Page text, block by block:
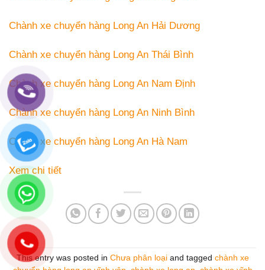
Chành xe chuyển hàng Long An Hải Dương
Chành xe chuyển hàng Long An Thái Bình
Chành xe chuyển hàng Long An Nam Định
Chành xe chuyển hàng Long An Ninh Bình
Chành xe chuyển hàng Long An Hà Nam
Xem chi tiết
This entry was posted in Chưa phân loạiand tagged chành xe